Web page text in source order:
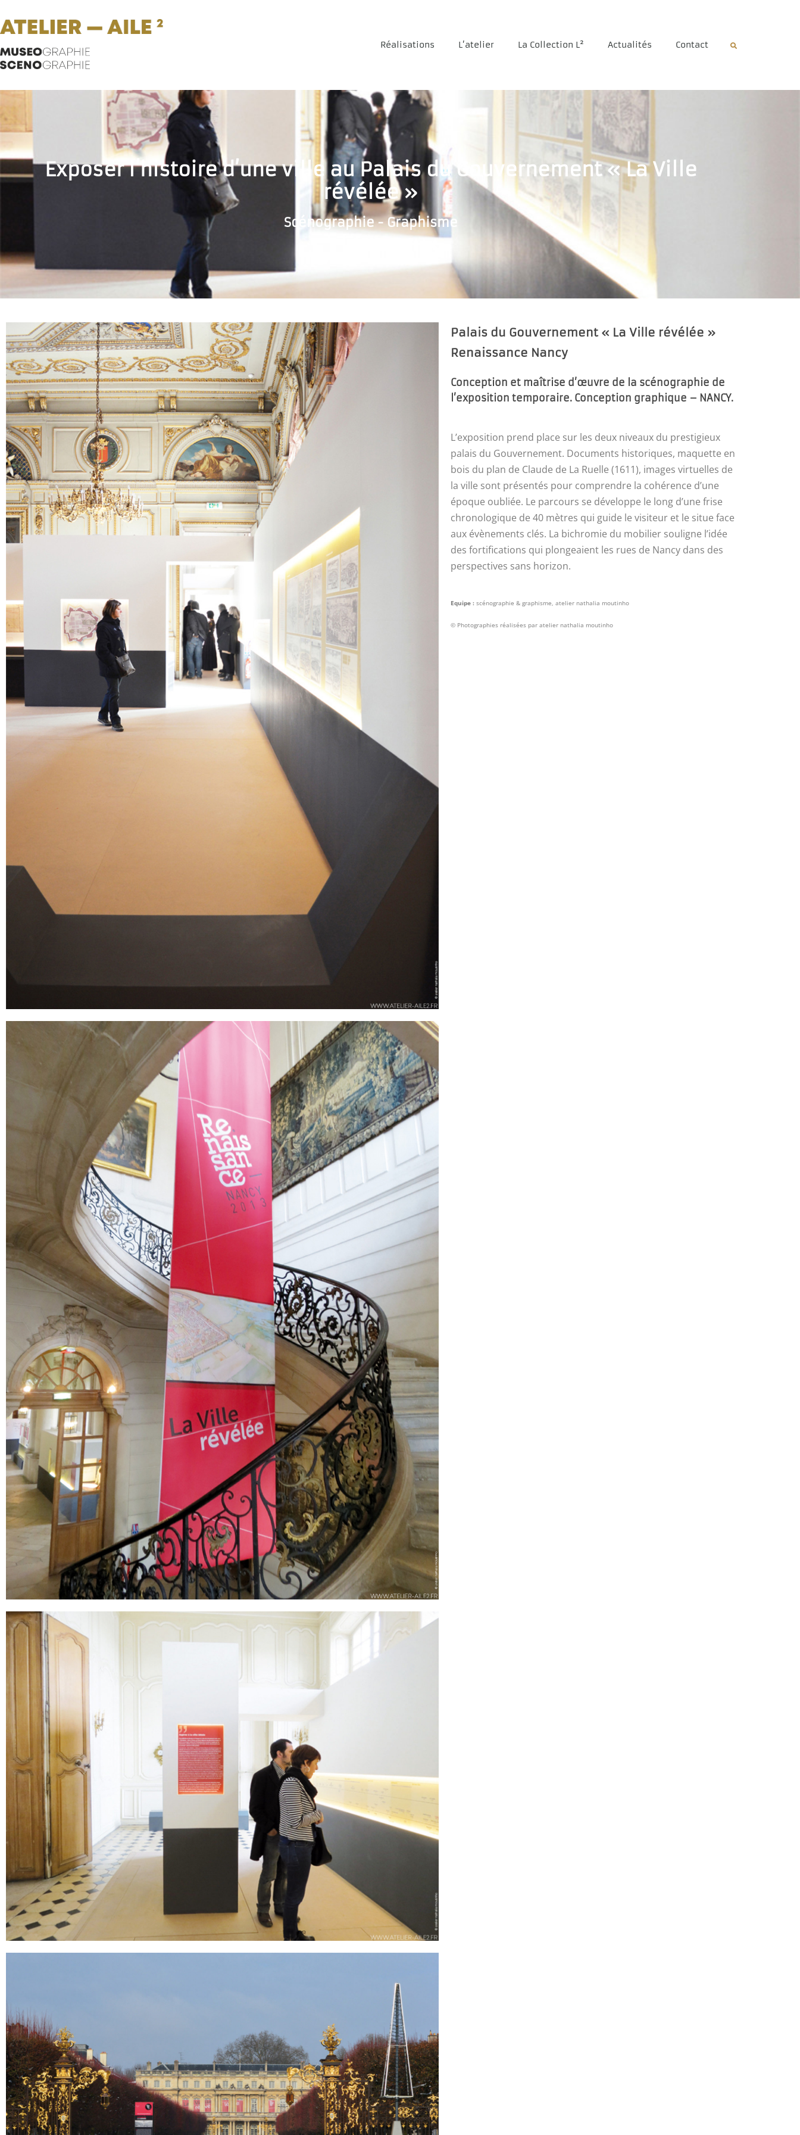
Réalisations L’atelier La Collection L² Actualités Contact
Exposer l’histoire d’une ville au Palais du Gouvernement « La Ville
révélée »
Scénographie - Graphisme
Palais du Gouvernement « La Ville révélée »
Renaissance Nancy
Conception et maîtrise d’œuvre de la scénographie de
l’exposition temporaire. Conception graphique – NANCY.
L’exposition prend place sur les deux niveaux du prestigieux
palais du Gouvernement. Documents historiques, maquette en
bois du plan de Claude de La Ruelle (1611), images virtuelles de
la ville sont présentés pour comprendre la cohérence d’une
époque oubliée. Le parcours se développe le long d’une frise
chronologique de 40 mètres qui guide le visiteur et le situe face
aux évènements clés. La bichromie du mobilier souligne l’idée
des fortifications qui plongeaient les rues de Nancy dans des
perspectives sans horizon.
Equipe : scénographie & graphisme, atelier nathalia moutinho
© Photographies réalisées par atelier nathalia moutinho